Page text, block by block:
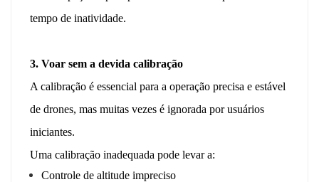
tempo de inatividade.
3. Voar sem a devida calibração
A calibração é essencial para a operação precisa e estável
de drones, mas muitas vezes é ignorada por usuários
iniciantes.
Uma calibração inadequada pode levar a:
Controle de altitude impreciso